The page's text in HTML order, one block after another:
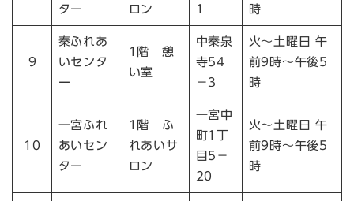
ター
ロン
1
時
9
秦ふれあ
いセンタ
ー
1階 憩
い室
中秦泉
寺54
－3
火～土曜日 午
前9時～午後5
時
10
一宮ふれ
あいセン
ター
1階 ふ
れあいサ
ロン
一宮中
町1丁
目5－
20
火～土曜日 午
前9時～午後5
時